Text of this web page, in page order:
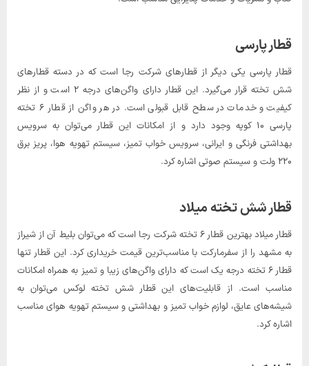
قطار پارسی
قطار پارسی یکی دیگر از قطارهای شرکت رجا است که در دسته قطارهای
شش تخته قرار می‌گیرد. این قطار دارای واگن‌های درجه ۲ است و از نظر
کیفیت و خدمات در سطح قابل قبولی است. در هر واگن از قطار ۶ تخته
پارسی ۱۰ کوپه وجود دارد و از امکانات این قطار می‌توان به سرویس
بهداشتی فرنگی و ایرانی، سرویس خواب تمیز، سیستم تهویه هوا، پریز برق
۲۲۰ ولت و سیستم صوتی اشاره کرد.
قطار شش تخته میلاد
قطار میلاد بهترین قطار ۶ تخته شرکت رجا است که می‌توان بلیط آن از شیراز
به مشهد را از سفرمارکت با مناسب‌ترین قیمت خریداری کرد. این قطار تنها
قطار ۶ تخته درجه یک است که دارای واگن‌های زیبا و تمیز به همراه امکانات
مناسب است. از قابلیت‌های این قطار شش تخته لوکس می‌توان به
شیشه‌های عایق، لوازم خواب تمیز و بهداشتی و سیستم تهویه هوای مناسب
اشاره کرد.